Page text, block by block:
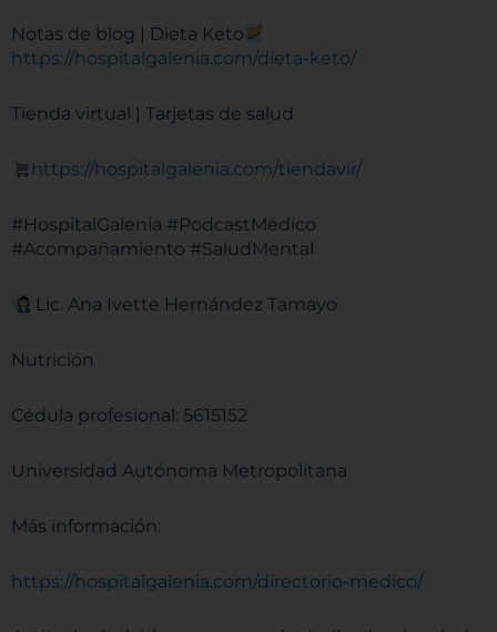
Notas de blog | Dieta Keto
https://hospitalgalenia.com/dieta-keto/
Tienda virtual | Tarjetas de salud
⁠⁠⁠⁠⁠⁠⁠⁠⁠⁠⁠⁠⁠⁠⁠⁠⁠⁠⁠⁠⁠⁠⁠⁠⁠⁠⁠⁠⁠⁠⁠⁠⁠⁠⁠⁠⁠⁠https://hospitalgalenia.com/tiendavir/⁠⁠⁠⁠⁠⁠⁠⁠⁠⁠⁠⁠⁠⁠⁠⁠⁠⁠⁠⁠⁠⁠⁠⁠⁠⁠⁠⁠⁠⁠⁠⁠⁠⁠⁠⁠⁠⁠
#HospitalGalenia #PodcastMédico
#Acompañamiento #SaludMental
Lic. Ana Ivette Hernández Tamayo
Nutrición
Cédula profesional: 5615152
Universidad Autónoma Metropolitana
Más información:
⁠⁠⁠⁠⁠⁠⁠⁠⁠⁠⁠⁠⁠⁠⁠⁠⁠⁠⁠⁠⁠⁠⁠⁠⁠⁠⁠⁠⁠⁠⁠⁠⁠⁠⁠⁠⁠⁠https://hospitalgalenia.com/directorio-medico/⁠⁠⁠⁠⁠⁠⁠⁠⁠⁠⁠⁠⁠⁠⁠⁠⁠⁠⁠⁠⁠⁠⁠⁠⁠⁠⁠⁠⁠⁠⁠⁠⁠⁠⁠⁠⁠⁠